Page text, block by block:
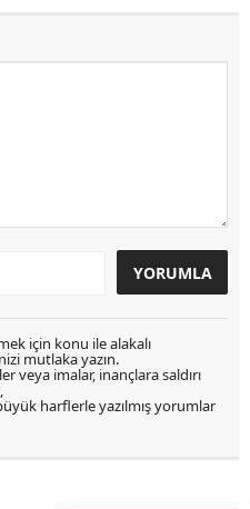
için konu ile alakalı
mutlaka yazın.
veya imalar, inançlara saldırı
harflerle yazılmış yorumlar